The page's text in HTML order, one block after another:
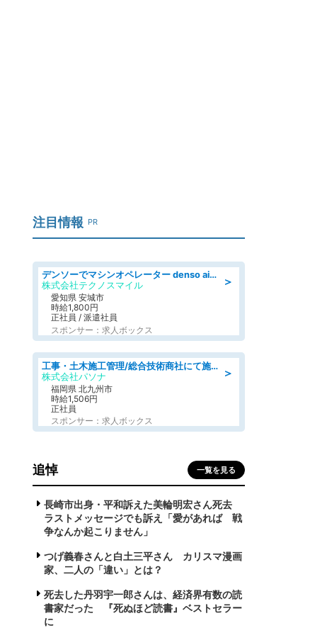
注目情報 PR
＞
デンソーでマシンオペレーター denso aichi
株式会社テクノスマイル
愛知県 安城市
時給1,800円
正社員 / 派遣社員
スポンサー：求人ボックス
＞
工事・土木施工管理/総合技術商社にて施工管理のお仕事/即日勤務可/車通勤可/工事・土木施工管理/生産・品質管理
株式会社パソナ
福岡県 北九州市
時給1,506円
正社員
スポンサー：求人ボックス
追悼 一覧を見る
長崎市出身・平和訴えた美輪明宏さん死去
ラストメッセージでも訴え「愛があれば 戦
争なんか起こりません」
つげ義春さんと白土三平さん カリスマ漫画
家、二人の「違い」とは？
死去した丹羽宇一郎さんは、経済界有数の読
書家だった 『死ぬほど読書』ベストセラー
に